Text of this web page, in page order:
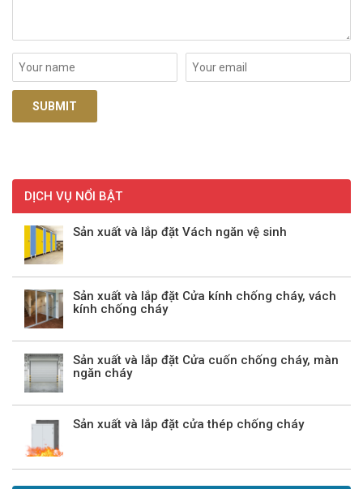
DỊCH VỤ NỔI BẬT
Sản xuất và lắp đặt Vách ngăn vệ sinh
Sản xuất và lắp đặt Cửa kính chống cháy, vách
kính chống cháy
Sản xuất và lắp đặt Cửa cuốn chống cháy, màn
ngăn cháy
Sản xuất và lắp đặt cửa thép chống cháy